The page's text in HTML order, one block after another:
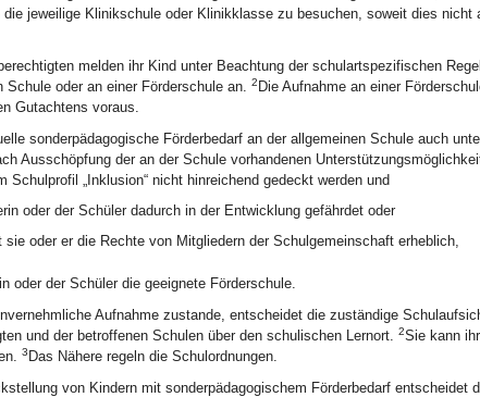
jeweilige Klinikschule oder Klinikklasse zu besuchen, soweit dies nicht
melden ihr Kind unter Beachtung der schulartspezifischen
Schule oder an einer Förderschule an. 2 Die Aufnahme an einer
Gutachtens voraus.
sonderpädagogische Förderbedarf an der allgemeinen Schule auch
Ausschöpfung der an der Schule vorhandenen
Schulprofil „Inklusion“ nicht hinreichend gedeckt werden und
oder der Schüler dadurch in der Entwicklung gefährdet oder
sie oder er die Rechte von Mitgliedern der Schulgemeinschaft erheblich,
oder der Schüler die geeignete Förderschule.
Aufnahme zustande, entscheidet die zuständige
und der betroffenen Schulen über den schulischen Lernort. 2Sie kann
3 Das Nähere regeln die Schulordnungen.
von Kindern mit sonderpädagogischem Förderbedarf entscheidet